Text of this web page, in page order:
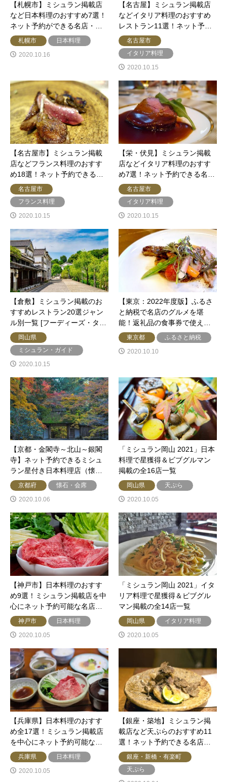
【札幌市】ミシュラン掲載店
など日本料理のおすすめ7選！
ネット予約ができる名店・…
札幌市
日本料理
2020.10.16
【名古屋】ミシュラン掲載店
などイタリア料理のおすすめ
レストラン11選！ネット予…
名古屋市
イタリア料理
2020.10.15
【名古屋市】ミシュラン掲載
店などフランス料理のおすす
め18選！ネット予約できる…
名古屋市
フランス料理
2020.10.15
【栄・伏見】ミシュラン掲載
店などイタリア料理のおすす
め7選！ネット予約できる名…
名古屋市
イタリア料理
2020.10.15
【倉敷】ミシュラン掲載のお
すすめレストラン20選ジャン
ル別一覧 [フーディーズ・タ…
岡山県
ミシュラン・ガイド
2020.10.15
【東京：2022年度版】ふるさ
と納税で名店のグルメを堪
能！返礼品の食事券で使え…
東京都
ふるさと納税
2020.10.10
【京都・金閣寺～北山～銀閣
寺】ネット予約できるミシュ
ラン星付き日本料理店（懐…
京都府
懐石・会席
2020.10.06
「ミシュラン岡山 2021」日本
料理で星獲得＆ビブグルマン
掲載の全16店一覧
岡山県
天ぷら
2020.10.05
【神戸市】日本料理のおすす
め9選！ミシュラン掲載店を中
心にネット予約可能な名店…
神戸市
日本料理
2020.10.05
「ミシュラン岡山 2021」イタ
リア料理で星獲得＆ビブグル
マン掲載の全14店一覧
岡山県
イタリア料理
2020.10.05
【兵庫県】日本料理のおすす
め全17選！ミシュラン掲載店
を中心にネット予約可能な…
兵庫県
日本料理
2020.10.05
【銀座・築地】ミシュラン掲
載店など天ぷらのおすすめ11
選！ネット予約できる名店…
銀座・新橋・有楽町
天ぷら